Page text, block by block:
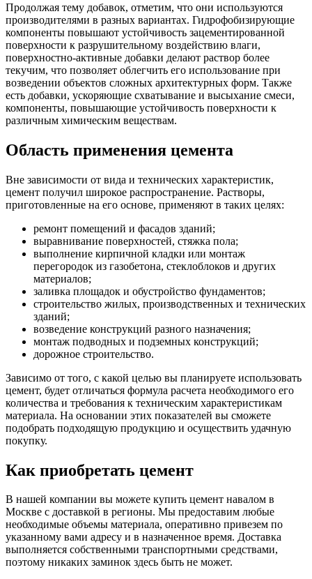
Продолжая тему добавок, отметим, что они используются
производителями в разных вариантах. Гидрофобизирующие
компоненты повышают устойчивость зацементированной
поверхности к разрушительному воздействию влаги,
поверхностно-активные добавки делают раствор более
текучим, что позволяет облегчить его использование при
возведении объектов сложных архитектурных форм. Также
есть добавки, ускоряющие схватывание и высыхание смеси,
компоненты, повышающие устойчивость поверхности к
различным химическим веществам.
Область применения цемента
Вне зависимости от вида и технических характеристик,
цемент получил широкое распространение. Растворы,
приготовленные на его основе, применяют в таких целях:
ремонт помещений и фасадов зданий;
выравнивание поверхностей, стяжка пола;
выполнение кирпичной кладки или монтаж
перегородок из газобетона, стеклоблоков и других
материалов;
заливка площадок и обустройство фундаментов;
строительство жилых, производственных и технических
зданий;
возведение конструкций разного назначения;
монтаж подводных и подземных конструкций;
дорожное строительство.
Зависимо от того, с какой целью вы планируете использовать
цемент, будет отличаться формула расчета необходимого его
количества и требования к техническим характеристикам
материала. На основании этих показателей вы сможете
подобрать подходящую продукцию и осуществить удачную
покупку.
Как приобретать цемент
В нашей компании вы можете купить цемент навалом в
Москве с доставкой в регионы. Мы предоставим любые
необходимые объемы материала, оперативно привезем по
указанному вами адресу и в назначенное время. Доставка
выполняется собственными транспортными средствами,
поэтому никаких заминок здесь быть не может.